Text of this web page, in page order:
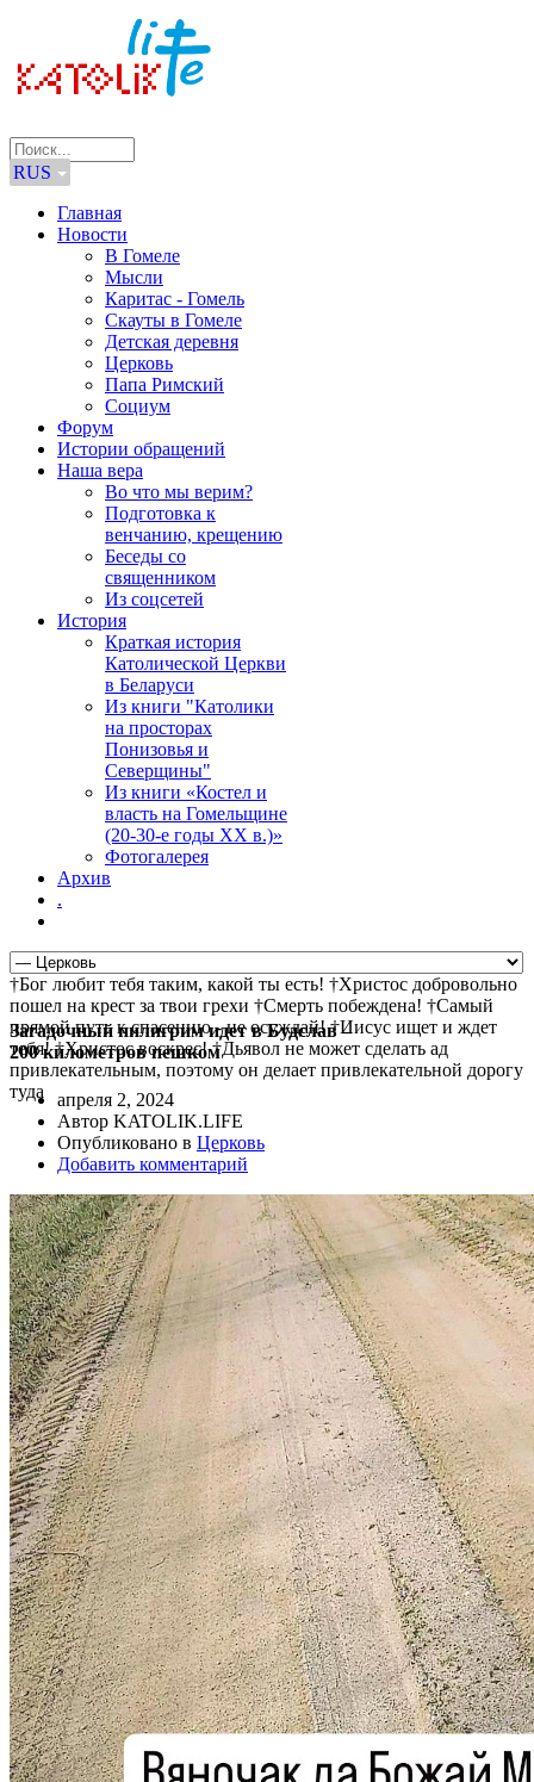
RUS
Главная
Новости
В Гомеле
Мысли
Каритас - Гомель
Скауты в Гомеле
Детская деревня
Церковь
Папа Римский
Социум
Форум
Истории обращений
Наша вера
Во что мы верим?
Подготовка к
венчанию, крещению
Беседы со
священником
Из соцсетей
История
Краткая история
Католической Церкви
в Беларуси
Из книги "Католики
на просторах
Понизовья и
Северщины"
Из книги «Костел и
власть на Гомельщине
(20-30-е годы ХХ в.)»
Фотогалерея
Архив
.
†Бог любит тебя таким, какой ты есть! †Христос добровольно
пошел на крест за твои грехи †Смерть побеждена! †Самый
прямой путь к спасению - не осуждай! †Иисус ищет и ждет
тебя! †Христос воскрес! †Дьявол не может сделать ад
привлекательным, поэтому он делает привлекательной дорогу
туда
Загадочный пилигрим идет в Будслав –
200 километров пешком
апреля 2, 2024
Автор KATOLIK.LIFE
Опубликовано в Церковь
Добавить комментарий